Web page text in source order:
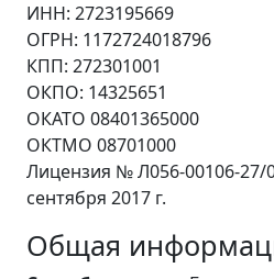
ИНН: 2723195669
ОГРН: 1172724018796
КПП: 272301001
ОКПО: 14325651
ОКАТО 08401365000
ОКТМО 08701000
Лицензия № Л056-00106-27/
сентября 2017 г.
Общая